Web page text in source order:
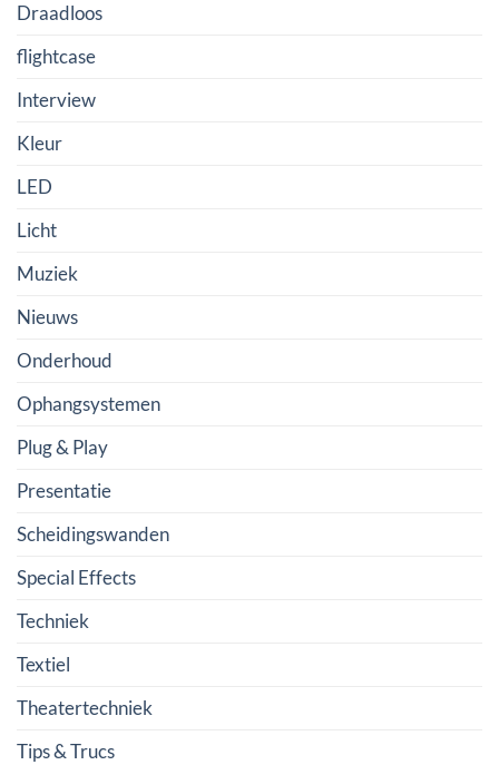
Draadloos
flightcase
Interview
Kleur
LED
Licht
Muziek
Nieuws
Onderhoud
Ophangsystemen
Plug & Play
Presentatie
Scheidingswanden
Special Effects
Techniek
Textiel
Theatertechniek
Tips & Trucs